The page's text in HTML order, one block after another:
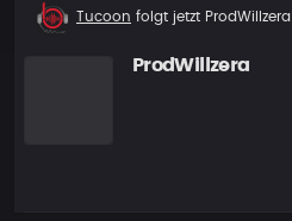
Neuer
Tucoon folgt jetzt ProdWillzera
ProdWillzera